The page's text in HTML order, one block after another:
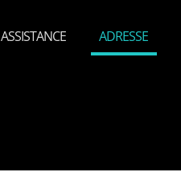
ASSISTANCE ADRESSE